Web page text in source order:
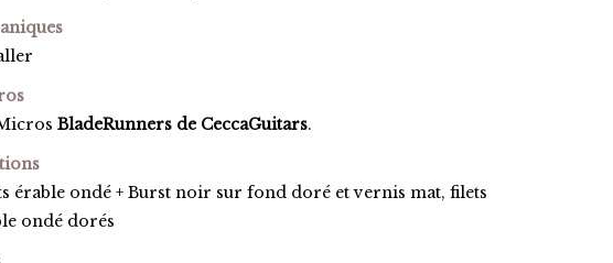
BladeRunners de CeccaGuitars.
érable ondé + Burst noir sur fond doré et vernis mat, filets
ondé dorés